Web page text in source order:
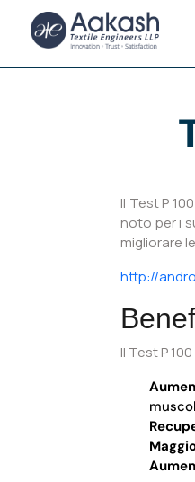
Il Test P
noto per i
migliorare
http://
Il Test P